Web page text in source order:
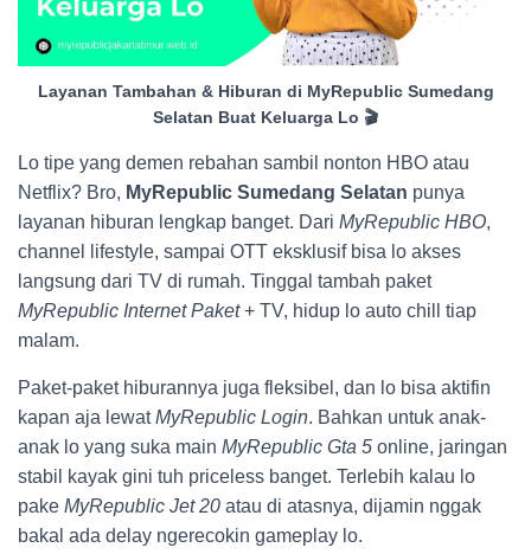
Layanan Tambahan & Hiburan di MyRepublic Sumedang
Selatan Buat Keluarga Lo 🎬
Lo tipe yang demen rebahan sambil nonton HBO atau
Netflix? Bro, MyRepublic Sumedang Selatan punya
layanan hiburan lengkap banget. Dari MyRepublic HBO,
channel lifestyle, sampai OTT eksklusif bisa lo akses
langsung dari TV di rumah. Tinggal tambah paket
MyRepublic Internet Paket+ TV, hidup lo auto chill tiap
malam.
Paket-paket hiburannya juga fleksibel, dan lo bisa aktifin
kapan aja lewatMyRepublic Login. Bahkan untuk anak-
anak lo yang suka main MyRepublic Gta 5 online, jaringan
stabil kayak gini tuh priceless banget. Terlebih kalau lo
pake MyRepublic Jet 20 atau di atasnya, dijamin nggak
bakal ada delay ngerecokin gameplay lo.